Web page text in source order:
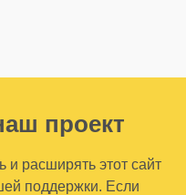
проект
и расширять этот сайт
поддержки. Если